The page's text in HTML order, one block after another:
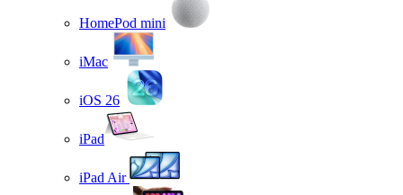
HomePod mini
iMac
iOS 26
iPad
iPad Air